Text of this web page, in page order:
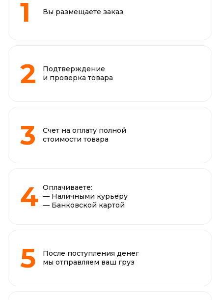
Вы размещаете заказ
Подтверждение
и проверка товара
Счет на оплату полной
стоимости товара
Оплачиваете:
— Наличными курьеру
— Банковской картой
После поступления денег
мы отправляем ваш груз